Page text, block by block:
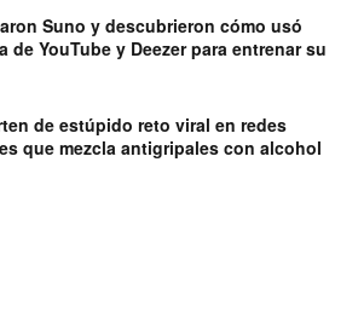
Suno y descubrieron cómo usó
de YouTube y Deezer para entrenar su
de estúpido reto viral en redes
que mezcla antigripales con alcohol